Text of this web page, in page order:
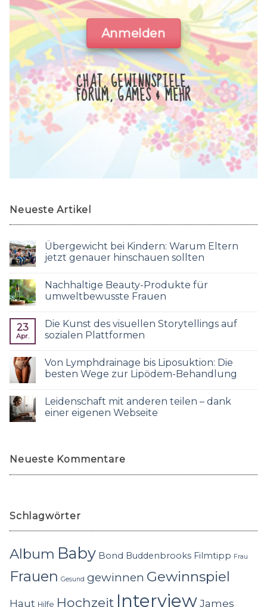
Anmelden
CHAT, GEWINNSPIELE,
FORUM, GAMES & MEHR
Neueste Artikel
Übergewicht bei Kindern: Warum Eltern
jetzt genauer hinschauen sollten
Nachhaltige Beauty-Produkte für
umweltbewusste Frauen
23
Apr.
Die Kunst des visuellen Storytellings auf
sozialen Plattformen
Von Lymphdrainage bis Liposuktion: Die
besten Wege zur Lipödem-Behandlung
Leidenschaft mit anderen teilen – dank
einer eigenen Webseite
Neueste Kommentare
Schlagwörter
Album Baby Bond Buddenbrooks Filmtipp Frau
Frauen Gesund gewinnen Gewinnspiel
Haut Hilfe Hochzeit InterviewJames